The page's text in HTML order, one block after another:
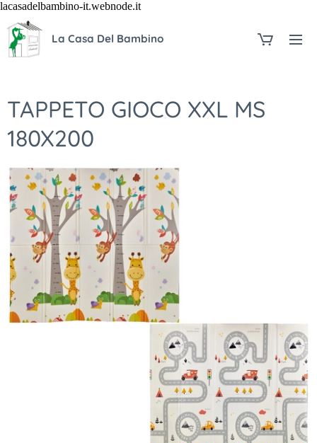
lacasadelbambino-it.webnode.it
La Casa Del Bambino
TAPPETO GIOCO XXL MS
180X200